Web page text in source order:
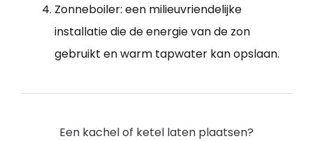
Zonneboiler: een milieuvriendelijke
installatie die de energie van de zon
gebruikt en warm tapwater kan opslaan.
Een kachel of ketel laten plaatsen?